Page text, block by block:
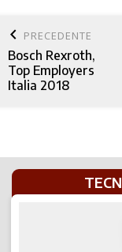
keyboard_arrow_left PRECEDENTE
Bosch Rexroth,
Top Employers
Italia 2018